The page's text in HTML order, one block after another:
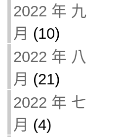
2022 年 九
月 (10)
2022 年 八
月 (21)
2022 年 七
月 (4)